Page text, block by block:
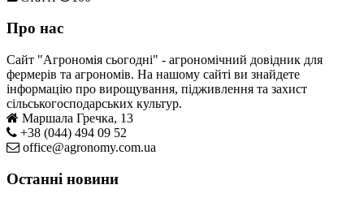
Про нас
Сайт "Агрономія сьогодні" - агрономічний довідник для
фермерів та агрономів. На нашому сайті ви знайдете
інформацію про вирощування, підживлення та захист
сільськогосподарських культур.
Маршала Гречка, 13
+38 (044) 494 09 52
office@agronomy.com.ua
Останні новини